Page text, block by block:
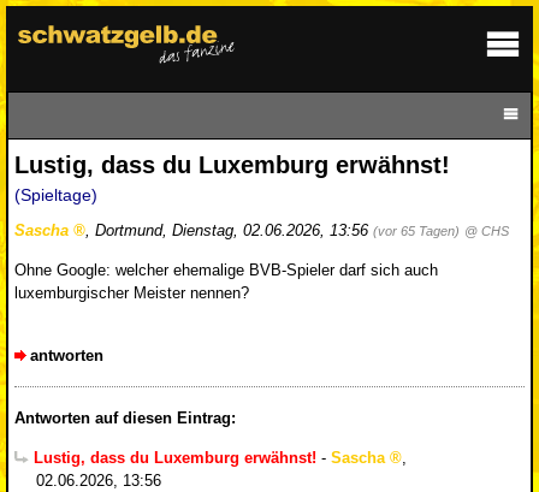
Lustig, dass du Luxemburg erwähnst!
(Spieltage)
Sascha , Dortmund, Dienstag, 02.06.2026, 13:56 (vor 65 Tagen) @ CHS
Ohne Google: welcher ehemalige BVB-Spieler darf sich auch
luxemburgischer Meister nennen?
antworten
Antworten auf diesen Eintrag:
Lustig, dass du Luxemburg erwähnst! - Sascha
,
02.06.2026, 13:56